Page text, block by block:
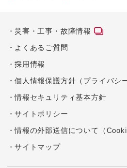
災害・工事・故障情報
よくあるご質問
採用情報
個人情報保護方針（プライバシ
情報セキュリティ基本方針
サイトポリシー
情報の外部送信について（
サイトマップ